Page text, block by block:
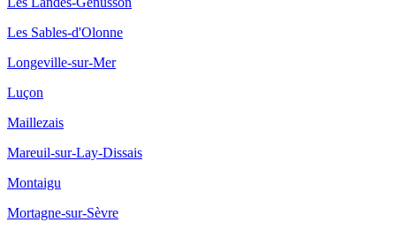
Les Sables-d'Olonne
Longeville-sur-Mer
Luçon
Maillezais
Mareuil-sur-Lay-Dissais
Montaigu
Mortagne-sur-Sèvre